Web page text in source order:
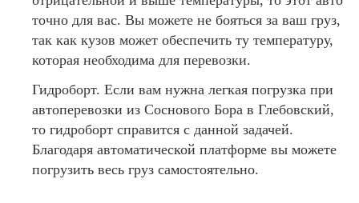
точно для вас. Вы можете не бояться за ваш груз,
так как кузов может обеспечить ту температуру,
которая необходима для перевозки.
Гидроборт. Если вам нужна легкая погрузка при
автоперевозки из Соснового Бора в Глебовский,
то гидроборт справится с данной задачей.
Благодаря автоматической платформе вы можете
погрузить весь груз самостоятельно.